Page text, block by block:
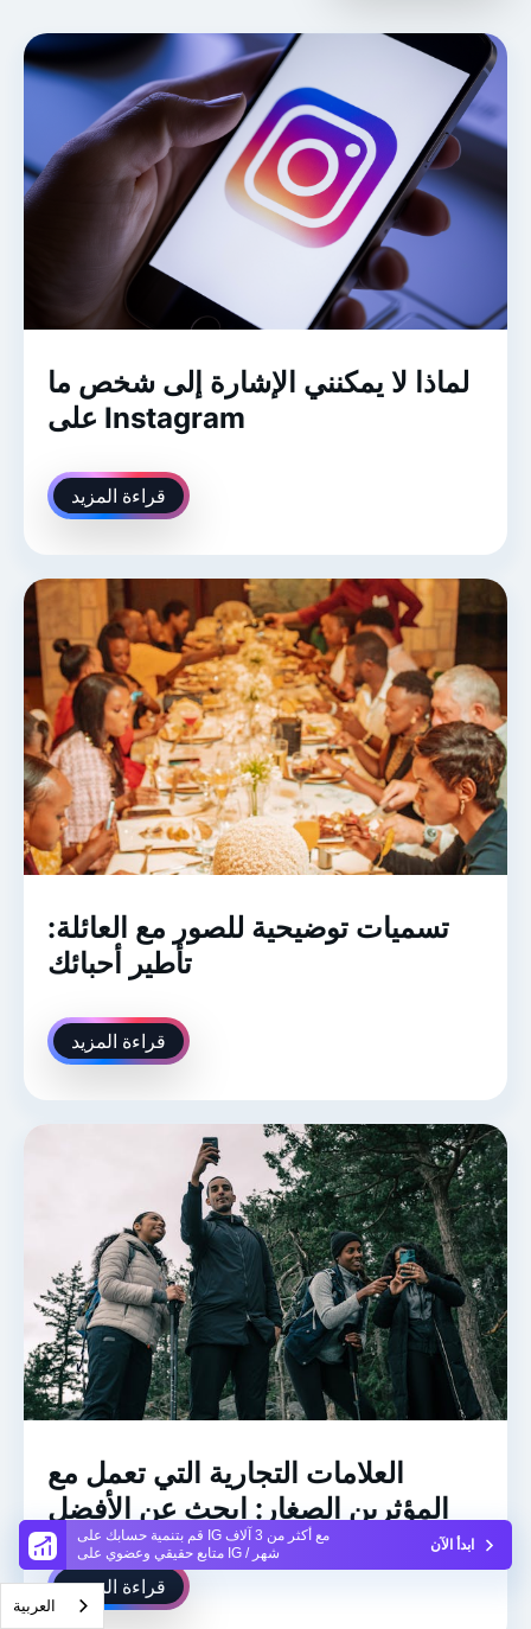
قم بتنمية حسابك على IG مع أكثر من 3 آلاف
متابع حقيقي وعضوي على IG / شهر
ابدأ الآن
لماذا لا يمكنني الإشارة إلى شخص ما
على Instagram
قراءة المزيد
تسميات توضيحية للصور مع العائلة:
تأطير أحبائك
قراءة المزيد
العلامات التجارية التي تعمل مع
المؤثرين الصغار: ابحث عن الأفضل
قراءة المزيد
العربية‏